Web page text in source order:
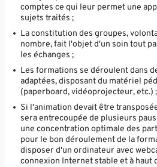
comptes ce qui leur permet une
sujets traités ;
La constitution des groupes,
nombre, fait l'objet d'un soin tout
les échanges ;
Les formations se déroulent dans
adaptées, disposant du matériel
(paperboard, vidéoprojecteur, etc.) ;
Si l'animation devait être
sera entrecoupée de plusieurs
une concentration optimale des
pour le bon déroulement de la
disposer d'un ordinateur avec
connexion Internet stable et à haut